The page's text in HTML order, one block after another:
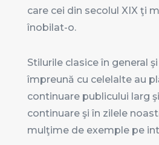
care cei din secolul XIX ţi
înobilat-o.
Stilurile clasice în general
împreună cu celelalte au
continuare publicului larg
continuare şi în zilele
mulţime de exemple pe